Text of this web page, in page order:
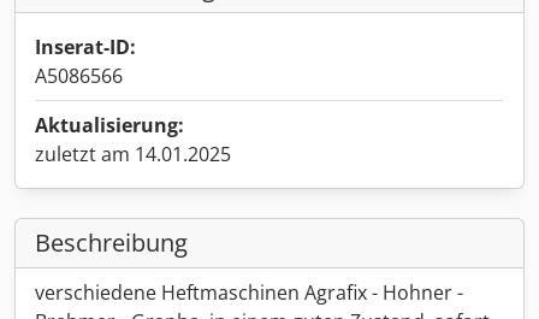
Inserat-ID:
A5086566
Aktualisierung:
zuletzt am 14.01.2025
Beschreibung
verschiedene Heftmaschinen Agrafix - Hohner -